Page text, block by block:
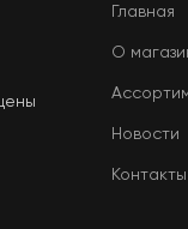
Главная
О
Новости
Контакты